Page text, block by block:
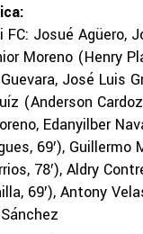
FC: Josué Agüero,
Moreno (Henry
José Luis
(Anderson
Edanyilber
69′), Guillermo
78′), Aldry
69′), Antony